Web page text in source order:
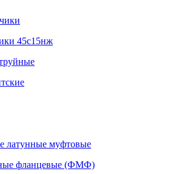
45с15нж
латунные муфтовые
фланцевые (ФМФ)